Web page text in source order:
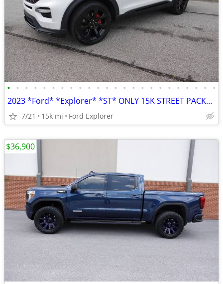
• • • • • • • • • • • • • • • • • • • • • • • •
2023 *Ford* *Explorer* *ST* ONLY 15K STREET PACKAGE LOADED
7/21 15k mi Ford Explorer
$36,900